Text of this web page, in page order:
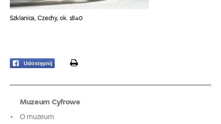
Szklanica, Czechy, ok. 1840
Udostępnij print
Muzeum Cyfrowe
O muzeum